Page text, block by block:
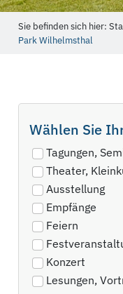
Sie befinden sich hier:
Park Wilhelmsthal
Wählen Sie
Tagungen,
Theater,
Ausstellung
Empfänge
Feiern
Konzert
Lesungen,